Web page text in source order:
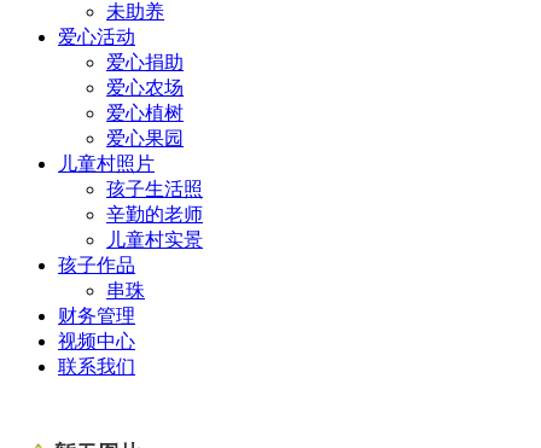
未助养
爱心活动
爱心捐助
爱心农场
爱心植树
爱心果园
儿童村照片
孩子生活照
辛勤的老师
儿童村实景
孩子作品
串珠
财务管理
视频中心
联系我们